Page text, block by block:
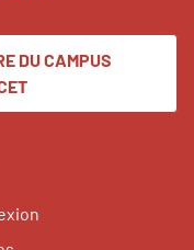
DU CAMPUS